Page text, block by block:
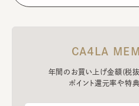
CA4LA
年間のお買い上げ金額(税抜
ポイント還元率や特典